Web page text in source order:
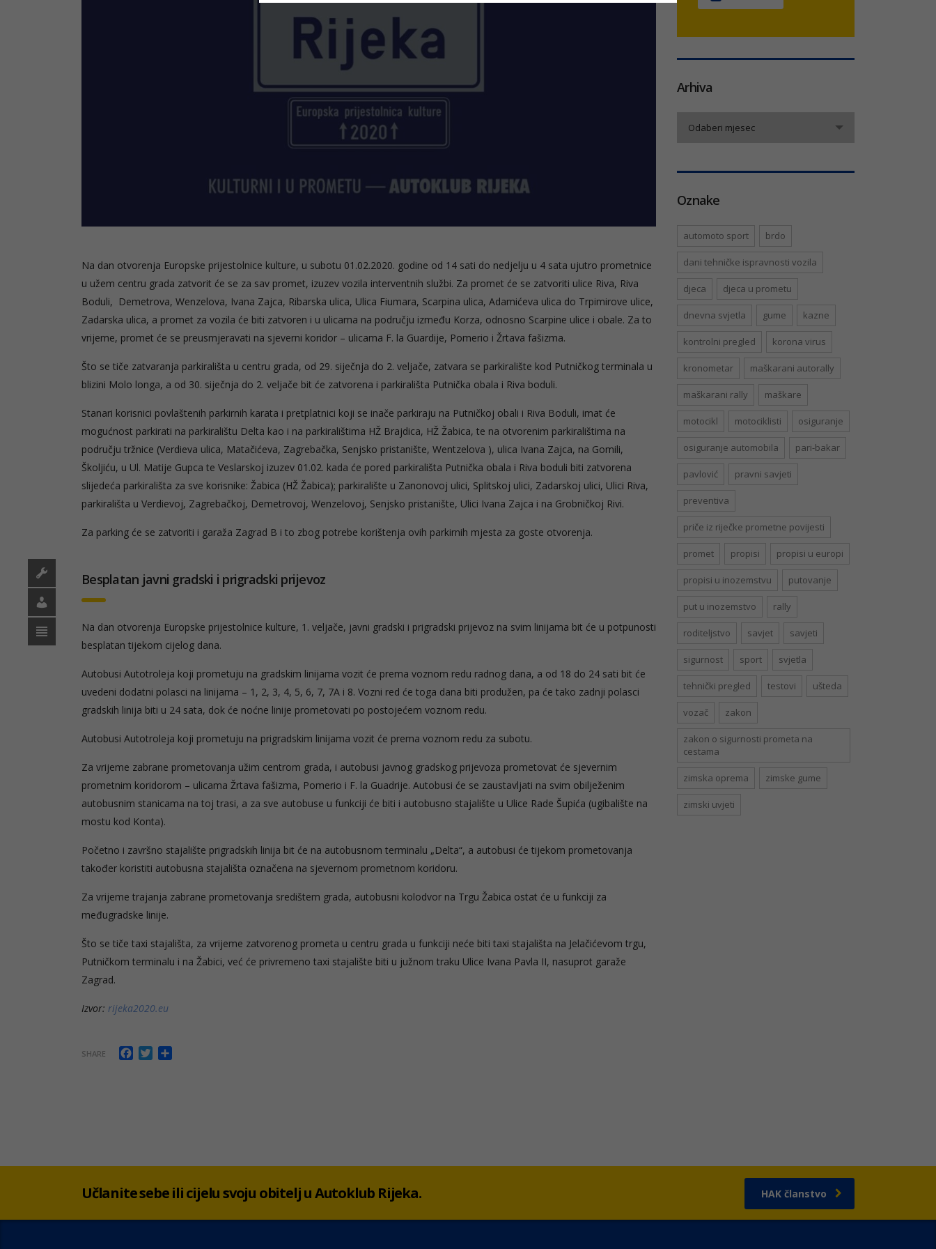
Na dan otvorenja Europske prijestolnice kulture, u subotu 01.02.2020. godine od 14 sati do nedjelju u 4 sata ujutro prometnice
u užem centru grada zatvorit će se za sav promet, izuzev vozila interventnih službi. Za promet će se zatvoriti ulice Riva, Riva
Boduli, Demetrova, Wenzelova, Ivana Zajca, Ribarska ulica, Ulica Fiumara, Scarpina ulica, Adamićeva ulica do Trpimirove ulice,
Zadarska ulica, a promet za vozila će biti zatvoren i u ulicama na području između Korza, odnosno Scarpine ulice i obale. Za to
vrijeme, promet će se preusmjeravati na sjeverni koridor – ulicama F. la Guardije, Pomerio i Žrtava fašizma.
Što se tiče zatvaranja parkirališta u centru grada, od 29. siječnja do 2. veljače, zatvara se parkiralište kod Putničkog terminala u
blizini Molo longa, a od 30. siječnja do 2. veljače bit će zatvorena i parkirališta Putnička obala i Riva boduli.
Stanari korisnici povlaštenih parkirnih karata i pretplatnici koji se inače parkiraju na Putničkoj obali i Riva Boduli, imat će
mogućnost parkirati na parkiralištu Delta kao i na parkiralištima HŽ Brajdica, HŽ Žabica, te na otvorenim parkiralištima na
području tržnice (Verdieva ulica, Matačićeva, Zagrebačka, Senjsko pristanište, Wentzelova ), ulica Ivana Zajca, na Gomili,
Školjiću, u Ul. Matije Gupca te Veslarskoj izuzev 01.02. kada će pored parkirališta Putnička obala i Riva boduli biti zatvorena
slijedeća parkirališta za sve korisnike: Žabica (HŽ Žabica); parkiralište u Zanonovoj ulici, Splitskoj ulici, Zadarskoj ulici, Ulici Riva,
parkirališta u Verdievoj, Zagrebačkoj, Demetrovoj, Wenzelovoj, Senjsko pristanište, Ulici Ivana Zajca i na Grobničkoj Rivi.
Za parking će se zatvoriti i garaža Zagrad B i to zbog potrebe korištenja ovih parkirnih mjesta za goste otvorenja.
Besplatan javni gradski i prigradski prijevoz
Na dan otvorenja Europske prijestolnice kulture, 1. veljače, javni gradski i prigradski prijevoz na svim linijama bit će u potpunosti
besplatan tijekom cijelog dana.
Autobusi Autotroleja koji prometuju na gradskim linijama vozit će prema voznom redu radnog dana, a od 18 do 24 sati bit će
uvedeni dodatni polasci na linijama – 1, 2, 3, 4, 5, 6, 7, 7A i 8. Vozni red će toga dana biti produžen, pa će tako zadnji polasci
gradskih linija biti u 24 sata, dok će noćne linije prometovati po postojećem voznom redu.
Autobusi Autotroleja koji prometuju na prigradskim linijama vozit će prema voznom redu za subotu.
Za vrijeme zabrane prometovanja užim centrom grada, i autobusi javnog gradskog prijevoza prometovat će sjevernim
prometnim koridorom – ulicama Žrtava fašizma, Pomerio i F. la Guadrije. Autobusi će se zaustavljati na svim obilježenim
autobusnim stanicama na toj trasi, a za sve autobuse u funkciji će biti i autobusno stajalište u Ulice Rade Šupića (ugibalište na
mostu kod Konta).
Početno i završno stajalište prigradskih linija bit će na autobusnom terminalu „Delta“, a autobusi će tijekom prometovanja
također koristiti autobusna stajališta označena na sjevernom prometnom koridoru.
Za vrijeme trajanja zabrane prometovanja središtem grada, autobusni kolodvor na Trgu Žabica ostat će u funkciji za
međugradske linije.
Što se tiče taxi stajališta, za vrijeme zatvorenog prometa u centru grada u funkciji neće biti taxi stajališta na Jelačićevom trgu,
Putničkom terminalu i na Žabici, već će privremeno taxi stajalište biti u južnom traku Ulice Ivana Pavla II, nasuprot garaže
Zagrad.
Izvor: rijeka2020.eu
SHARE Facebook
Twitter
Arhiva
Odaberi mjesec
Oznake
automoto sport brdo
dani tehničke ispravnosti vozila
djeca djeca u prometu
dnevna svjetla gume kazne
kontrolni pregled korona virus
kronometar maškarani autorally
maškarani rally maškare
motocikl motociklisti osiguranje
osiguranje automobila pari-bakar
pavlović pravni savjeti
preventiva
priče iz riječke prometne povijesti
promet propisi propisi u europi
propisi u inozemstvu putovanje
put u inozemstvo rally
roditeljstvo savjet savjeti
sigurnost sport svjetla
tehnički pregled testovi ušteda
vozač zakon
zakon o sigurnosti prometa na
cestama
zimska oprema zimske gume
zimski uvjeti
Učlanite sebe ili cijelu svoju obitelj u Autoklub Rijeka. HAK članstvo